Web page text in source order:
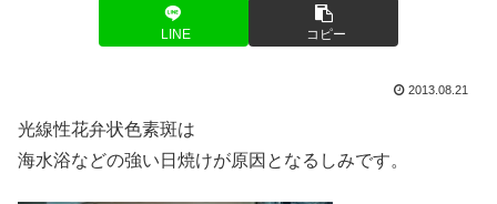
LINE コピー
2013.08.21
光線性花弁状色素斑は
海水浴などの強い日焼けが原因となるしみです。